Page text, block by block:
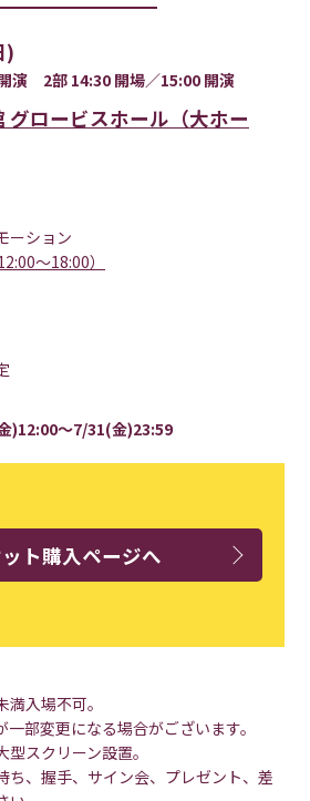
)
演 2部 14:30 開場／15:00 開演
グロービスホール（大ホー
ーション
～18:00）
)12:00～7/31(金)23:59
ト購入ページへ
入場不可。
部変更になる場合がございます。
スクリーン設置。
、握手、サイン会、プレゼント、差